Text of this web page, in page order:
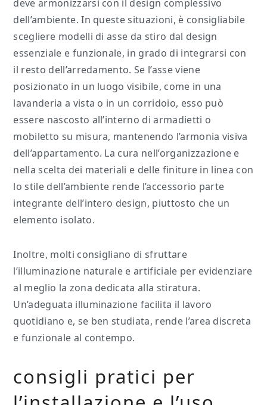
deve armonizzarsi con il design complessivo
dell’ambiente. In queste situazioni, è consigliabile
scegliere modelli di asse da stiro dal design
essenziale e funzionale, in grado di integrarsi con
il resto dell’arredamento. Se l’asse viene
posizionato in un luogo visibile, come in una
lavanderia a vista o in un corridoio, esso può
essere nascosto all’interno di armadietti o
mobiletto su misura, mantenendo l’armonia visiva
dell’appartamento. La cura nell’organizzazione e
nella scelta dei materiali e delle finiture in linea con
lo stile dell’ambiente rende l’accessorio parte
integrante dell’intero design, piuttosto che un
elemento isolato.
Inoltre, molti consigliano di sfruttare
l’illuminazione naturale e artificiale per evidenziare
al meglio la zona dedicata alla stiratura.
Un’adeguata illuminazione facilita il lavoro
quotidiano e, se ben studiata, rende l’area discreta
e funzionale al contempo.
consigli pratici per